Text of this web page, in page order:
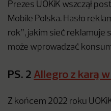
Prezes UOKiK wszczął
Mobile Polska. Hasło
rok”, jakim sieć reklamuje
może wprowadzać
PS. 2 Allegro z karą
Z końcem 2022 roku